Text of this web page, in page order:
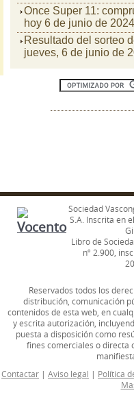
Once Super 11:
hoy 6 de junio de 2024
Resultado del sorteo
jueves, 6 de junio de
Sociedad
S.A. Inscrita en
Libro de
nº 2.900,
Reservados todos los
distribución, comunicación
contenidos de esta web, en
y escrita autorización,
puesta a disposición como
fines comerciales o directa
Contactar | Aviso legal | Política